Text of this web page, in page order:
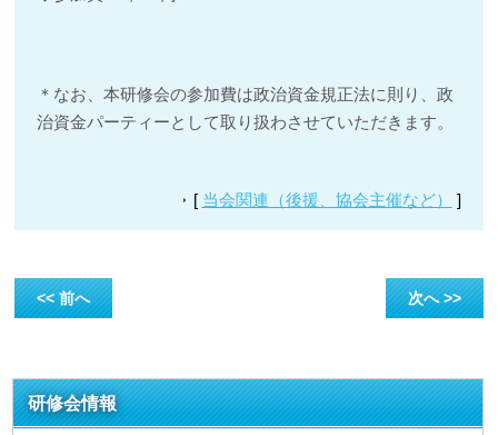
＊なお、本研修会の参加費は政治資金規正法に則り、政
治資金パーティーとして取り扱わさせていただきます。
[ 当会関連（後援、協会主催など） ]
<< 前へ 次へ >>
研修会情報